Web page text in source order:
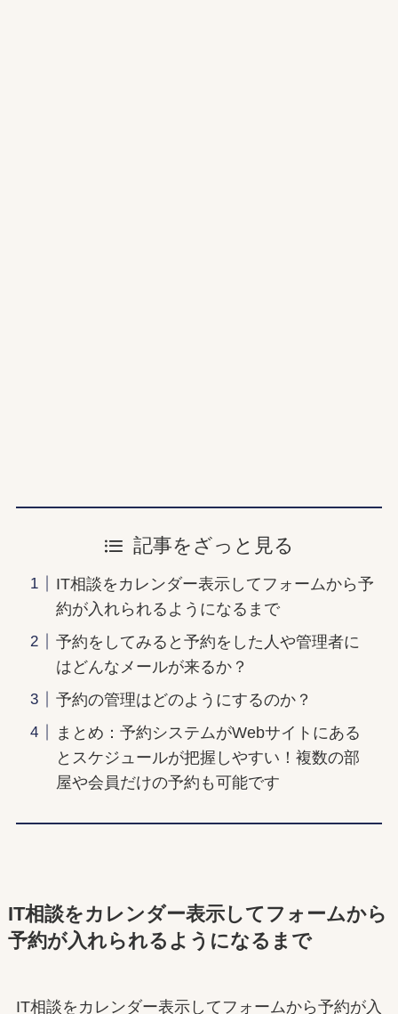
記事をざっと見る
IT相談をカレンダー表示してフォームから予
約が入れられるようになるまで
予約をしてみると予約をした人や管理者に
はどんなメールが来るか？
予約の管理はどのようにするのか？
まとめ：予約システムがWebサイトにある
とスケジュールが把握しやすい！複数の部
屋や会員だけの予約も可能です
IT相談をカレンダー表示してフォームから
予約が入れられるようになるまで
IT相談をカレンダー表示してフォームから予約が入